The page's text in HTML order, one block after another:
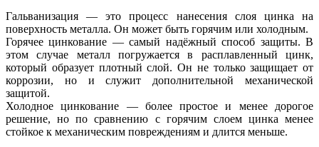
Гальванизация — это процесс нанесения слоя цинка на
поверхность металла. Он может быть горячим или холодным.
Горячее цинкование — самый надёжный способ защиты. В
этом случае металл погружается в расплавленный цинк,
который образует плотный слой. Он не только защищает от
коррозии, но и служит дополнительной механической
защитой.
Холодное цинкование — более простое и менее дорогое
решение, но по сравнению с горячим слоем цинка менее
стойкое к механическим повреждениям и длится меньше.